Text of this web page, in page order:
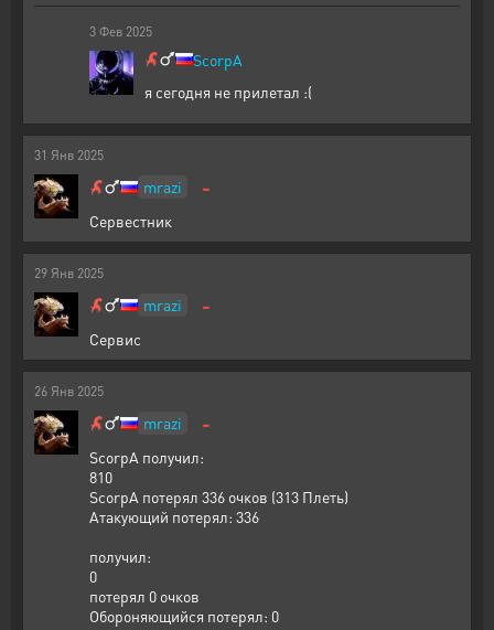
3 Фев 2025
ScorpA
я сегодня не прилетал :(
31 Янв 2025
mrazi -
Сервестник
29 Янв 2025
mrazi -
Сервис
26 Янв 2025
mrazi -
ScorpA получил:
810
ScorpA потерял 336 очков (313 Плеть)
Атакующий потерял: 336
получил:
0
потерял 0 очков
Обороняющийся потерял: 0